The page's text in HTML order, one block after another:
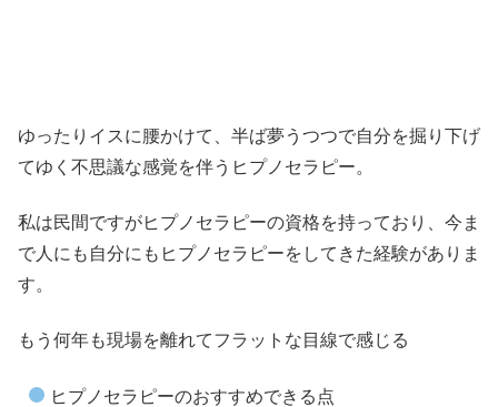
ゆったりイスに腰かけて、半ば夢うつつで自分を掘り下げ
てゆく不思議な感覚を伴うヒプノセラピー。
私は民間ですがヒプノセラピーの資格を持っており、今ま
で人にも自分にもヒプノセラピーをしてきた経験がありま
す。
もう何年も現場を離れてフラットな目線で感じる
ヒプノセラピーのおすすめできる点